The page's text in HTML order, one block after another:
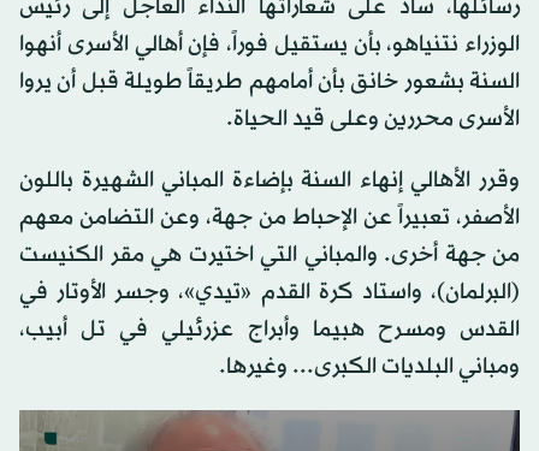
رسائلها، ساد على شعاراتها النداء العاجل إلى رئيس
الوزراء نتنياهو، بأن يستقيل فوراً، فإن أهالي الأسرى أنهوا
السنة بشعور خانق بأن أمامهم طريقاً طويلة قبل أن يروا
الأسرى محررين وعلى قيد الحياة.
وقرر الأهالي إنهاء السنة بإضاءة المباني الشهيرة باللون
الأصفر، تعبيراً عن الإحباط من جهة، وعن التضامن معهم
من جهة أخرى. والمباني التي اختيرت هي مقر الكنيست
(البرلمان)، واستاد كرة القدم «تيدي»، وجسر الأوتار في
القدس ومسرح هبيما وأبراج عزرئيلي في تل أبيب،
ومباني البلديات الكبرى... وغيرها.